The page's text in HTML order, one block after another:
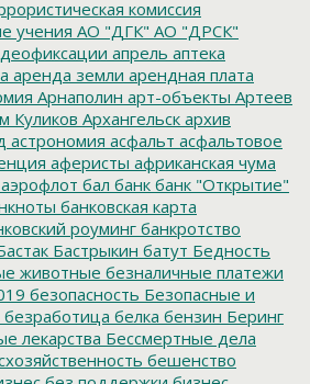
комиссия
учения АО "ДГК" АО "ДРСК"
апрель аптека
аренда земли арендная плата
Арнаполин арт-объекты Артеев
Куликов Архангельск архив
астрономия асфальт асфальтовое
аферисты африканская чума
аэрофлот бал банк банк "Открытие"
банковская карта
роуминг банкротство
Бастрыкин батут Бедность
животные безналичные платежи
безопасность Безопасные и
безработица белка бензин Беринг
лекарства Бессмертные дела
бешенство